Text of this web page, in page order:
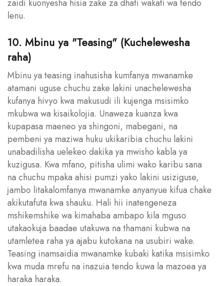
zaidi kuonyesha hisia zake za dhati wakati wa tendo
lenu.
10. Mbinu ya "Teasing" (Kuchelewesha
raha)
Mbinu ya teasing inahusisha kumfanya mwanamke
atamani uguse chuchu zake lakini unachelewesha
kufanya hivyo kwa makusudi ili kujenga msisimko
mkubwa wa kisaikolojia. Unaweza kuanza kwa
kupapasa maeneo ya shingoni, mabegani, na
pembeni ya maziwa huku ukikaribia chuchu lakini
unabadilisha uelekeo dakika ya mwisho kabla ya
kuzigusa. Kwa mfano, pitisha ulimi wako karibu sana
na chuchu mpaka ahisi pumzi yako lakini usiziguse,
jambo litakalomfanya mwanamke anyanyue kifua chake
akikutafuta kwa shauku. Hali hii inatengeneza
mshikemshike wa kimahaba ambapo kila mguso
utakaokuja baadae utakuwa na thamani kubwa na
utamletea raha ya ajabu kutokana na usubiri wake.
Teasing inamsaidia mwanamke kubaki katika msisimko
kwa muda mrefu na inazuia tendo kuwa la mazoea ya
haraka haraka.